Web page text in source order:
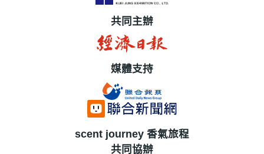
共同主辦
媒體支持
scent journey 香氣旅程
共同協辦